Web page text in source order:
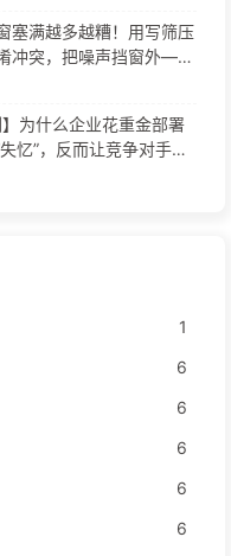
塞满越多越糟！用写筛压
冲突，把噪声挡窗外——
为什么企业花重金部署
忆”，反而让竞争对手实
AI169
1
6
6
6
6
6